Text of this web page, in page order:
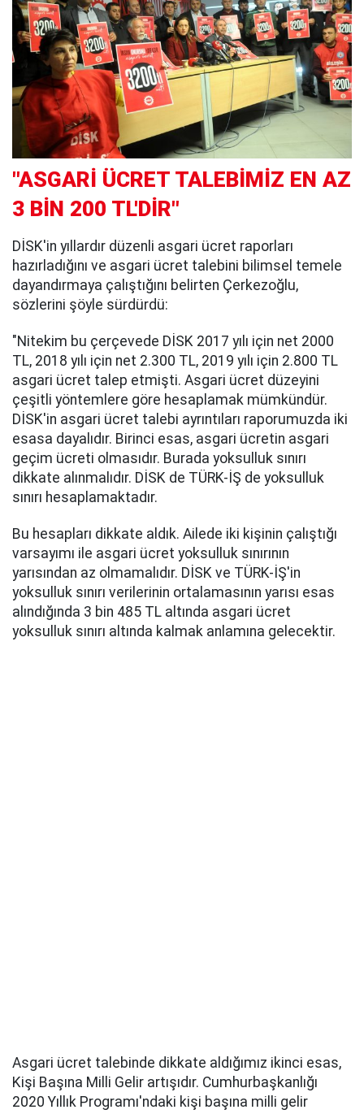
"ASGARİ ÜCRET TALEBİMİZ EN AZ
3 BİN 200 TL'DİR"
DİSK'in yıllardır düzenli asgari ücret raporları
hazırladığını ve asgari ücret talebini bilimsel temele
dayandırmaya çalıştığını belirten Çerkezoğlu,
sözlerini şöyle sürdürdü:
"Nitekim bu çerçevede DİSK 2017 yılı için net 2000
TL, 2018 yılı için net 2.300 TL, 2019 yılı için 2.800 TL
asgari ücret talep etmişti. Asgari ücret düzeyini
çeşitli yöntemlere göre hesaplamak mümkündür.
DİSK'in asgari ücret talebi ayrıntıları raporumuzda iki
esasa dayalıdır. Birinci esas, asgari ücretin asgari
geçim ücreti olmasıdır. Burada yoksulluk sınırı
dikkate alınmalıdır. DİSK de TÜRK-İŞ de yoksulluk
sınırı hesaplamaktadır.
Bu hesapları dikkate aldık. Ailede iki kişinin çalıştığı
varsayımı ile asgari ücret yoksulluk sınırının
yarısından az olmamalıdır. DİSK ve TÜRK-İŞ'in
yoksulluk sınırı verilerinin ortalamasının yarısı esas
alındığında 3 bin 485 TL altında asgari ücret
yoksulluk sınırı altında kalmak anlamına gelecektir.
Asgari ücret talebinde dikkate aldığımız ikinci esas,
Kişi Başına Milli Gelir artışıdır. Cumhurbaşkanlığı
2020 Yıllık Programı'ndaki kişi başına milli gelir